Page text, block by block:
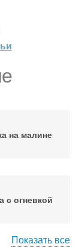
на малине
с огневкой
Показать все